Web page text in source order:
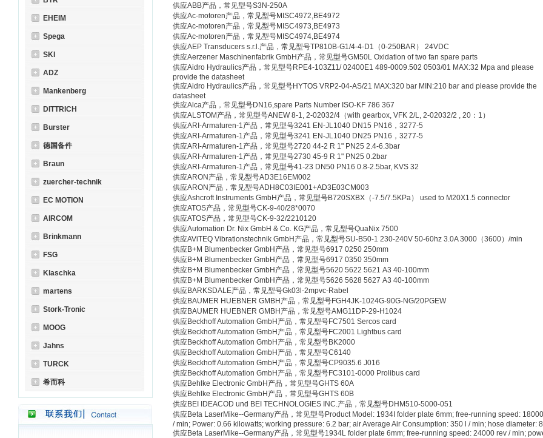
EHEIM
Spega
SKI
ADZ
Mankenberg
DITTRICH
Burster
德国备件
Braun
zuercher-technik
EC MOTION
AIRCOM
Brinkmann
FSG
Klaschka
martens
Stork-Tronic
MOOG
Jahns
TURCK
希而科
供应ABB产品，常见型号S3N-250A
供应Ac-motoren产品，常见型号MISC4972,BE4972
供应Ac-motoren产品，常见型号MISC4973,BE4973
供应Ac-motoren产品，常见型号MISC4974,BE4974
供应AEP Transducers s.r.l.产品，常见型号TP810B-G1/4-4-D1（0-250BAR） 24VDC
供应Aerzener Maschinenfabrik GmbH产品，常见型号GM50L Oxidation of two fan spare parts
供应Aidro Hydraulics产品，常见型号RPE4-103Z11/ 02400E1 489-0009.502 0503/01 MAX:32 Mpa and please
provide the datasheet
供应Aidro Hydraulics产品，常见型号HYTOS VRP2-04-AS/21 MAX:320 bar MIN:210 bar and please provide the
datasheet
供应Alca产品，常见型号DN16,spare Parts Number ISO-KF 786 367
供应ALSTOM产品，常见型号ANEW 8-1, 2-02032/4（with gearbox, VFK 2/L, 2-02032/2 , 20：1）
供应ARI-Armaturen-1产品，常见型号3241 EN-JL1040 DN15 PN16，3277-5
供应ARI-Armaturen-1产品，常见型号3241 EN-JL1040 DN25 PN16，3277-5
供应ARI-Armaturen-1产品，常见型号2720 44-2 R 1" PN25 2.4-6.3bar
供应ARI-Armaturen-1产品，常见型号2730 45-9 R 1" PN25 0.2bar
供应ARI-Armaturen-1产品，常见型号41-23 DN50 PN16 0.8-2.5bar, KVS 32
供应ARON产品，常见型号AD3E16EM002
供应ARON产品，常见型号ADH8C03IE001+AD3E03CM003
供应Ashcroft Instruments GmbH产品，常见型号B720SXBX（-7.5/7.5KPa） used to M20X1.5 connector
供应ATOS产品，常见型号CK-9-40/28*0070
供应ATOS产品，常见型号CK-9-32/2210120
供应Automation Dr. Nix GmbH & Co. KG产品，常见型号QuaNix 7500
供应AViTEQ Vibrationstechnik GmbH产品，常见型号SU-B50-1 230-240V 50-60hz 3.0A 3000（3600）/min
供应B+M Blumenbecker GmbH产品，常见型号6917 0250 250mm
供应B+M Blumenbecker GmbH产品，常见型号6917 0350 350mm
供应B+M Blumenbecker GmbH产品，常见型号5620 5622 5621 A3 40-100mm
供应B+M Blumenbecker GmbH产品，常见型号5626 5628 5627 A3 40-100mm
供应BARKSDALE产品，常见型号Gk03l-2mpvc-Rabel
供应BAUMER HUEBNER GMBH产品，常见型号FGH4JK-1024G-90G-NG/20PGEW
供应BAUMER HUEBNER GMBH产品，常见型号AMG11DP-29-H1024
供应Beckhoff Automation GmbH产品，常见型号FC7501 Sercos card
供应Beckhoff Automation GmbH产品，常见型号FC2001 Lightbus card
供应Beckhoff Automation GmbH产品，常见型号BK2000
供应Beckhoff Automation GmbH产品，常见型号C6140
供应Beckhoff Automation GmbH产品，常见型号CP9035.6 J016
供应Beckhoff Automation GmbH产品，常见型号FC3101-0000 Prolibus card
供应Behlke Electronic GmbH产品，常见型号GHTS 60A
供应Behlke Electronic GmbH产品，常见型号GHTS 60B
供应BEI IDEACOD und BEI TECHNOLOGIES INC.产品，常见型号DHM510-5000-051
供应Beta LaserMike--Germany产品，常见型号Product Model: 1934I folder plate 6mm; free-running speed:
/ min; Power: 0.66 kilowatts; working pressure: 6.2 bar; air Average Air Consumption: 350 l / min; hose diameter:
供应Beta LaserMike--Germany产品，常见型号1934L folder plate 6mm; free-running speed: 24000 rev / min;